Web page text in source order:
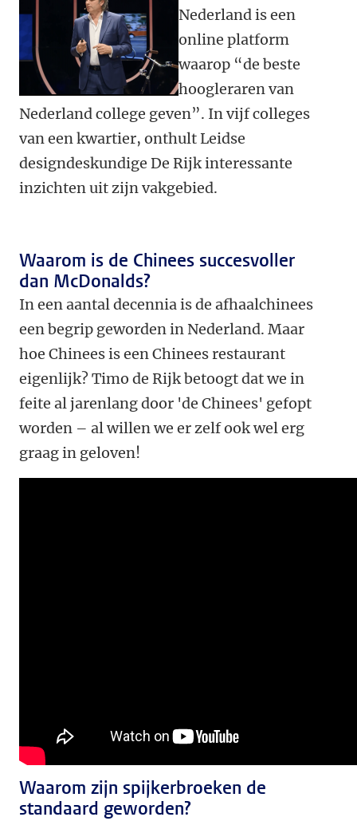
Nederland is een
online platform
waarop “de beste
hoogleraren van
Nederland college geven”. In vijf colleges
van een kwartier, onthult Leidse
designdeskundige De Rijk interessante
inzichten uit zijn vakgebied.
Waarom is de Chinees succesvoller
dan McDonalds?
In een aantal decennia is de afhaalchinees
een begrip geworden in Nederland. Maar
hoe Chinees is een Chinees restaurant
eigenlijk? Timo de Rijk betoogt dat we in
feite al jarenlang door 'de Chinees' gefopt
worden – al willen we er zelf ook wel erg
graag in geloven!
Waarom zijn spijkerbroeken de
standaard geworden?